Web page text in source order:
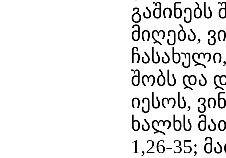
გაშინებს
მიღება,
შობს და
იესოს,
ხალხს
1,26-35;